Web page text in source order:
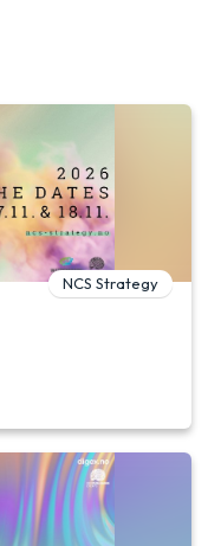
NCS Strategy